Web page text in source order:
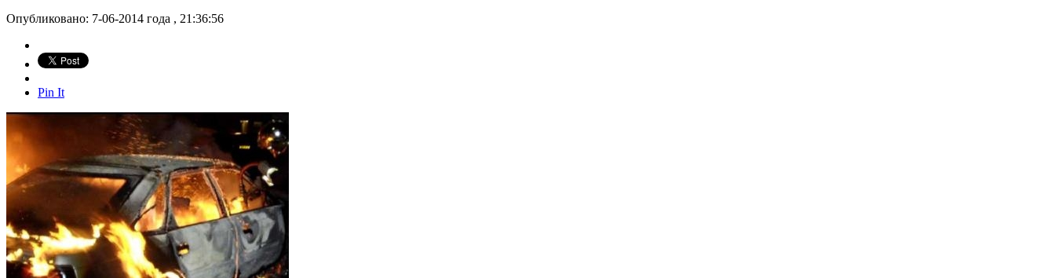
Опубликовано: 7-06-2014 года , 21:36:56
Pin It